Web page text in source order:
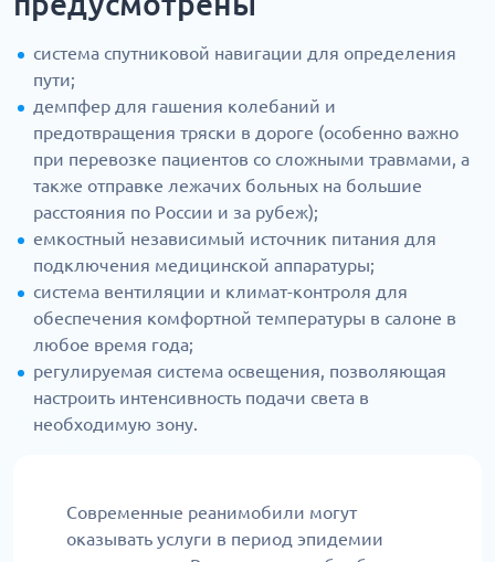
система спутниковой навигации для определения
пути;
демпфер для гашения колебаний и
предотвращения тряски в дороге (особенно важно
при перевозке пациентов со сложными травмами, а
также отправке лежачих больных на большие
расстояния по России и за рубеж);
емкостный независимый источник питания для
подключения медицинской аппаратуры;
система вентиляции и климат-контроля для
обеспечения комфортной температуры в салоне в
любое время года;
регулируемая система освещения, позволяющая
настроить интенсивность подачи света в
необходимую зону.
Современные реанимобили могут
оказывать услуги в период эпидемии